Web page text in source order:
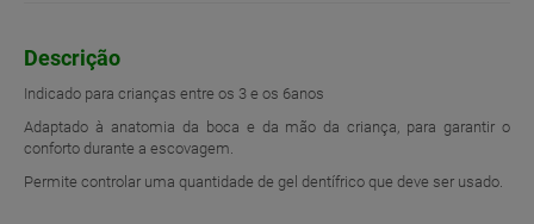
Descrição
Indicado para crianças entre os 3 e os 6anos
Adaptado à anatomia da boca e da mão da criança, para garantir o
conforto durante a escovagem.
Permite controlar uma quantidade de gel dentífrico que deve ser usado.